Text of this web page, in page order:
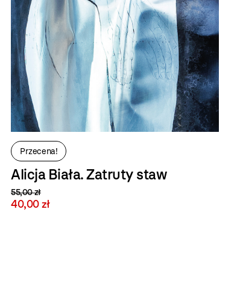
Przecena!
Alicja Biała. Zatruty staw
55,00 zł
40,00 zł